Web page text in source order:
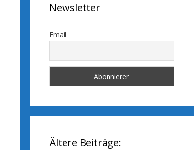
Newsletter
Email
Ältere Beiträge: